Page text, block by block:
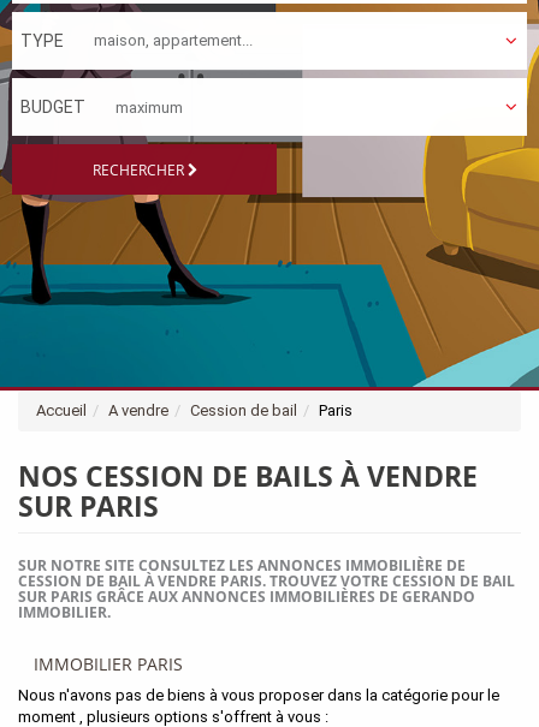
TYPE
BUDGET
RECHERCHER
Accueil A vendre Cession de bail Paris
NOS CESSION DE BAILS À VENDRE
SUR PARIS
SUR NOTRE SITE CONSULTEZ LES ANNONCES IMMOBILIÈRE DE
CESSION DE BAIL À VENDRE PARIS. TROUVEZ VOTRE CESSION DE BAIL
SUR PARIS GRÂCE AUX ANNONCES IMMOBILIÈRES DE GERANDO
IMMOBILIER.
IMMOBILIER PARIS
Nous n'avons pas de biens à vous proposer dans la catégorie pour le
moment , plusieurs options s'offrent à vous :